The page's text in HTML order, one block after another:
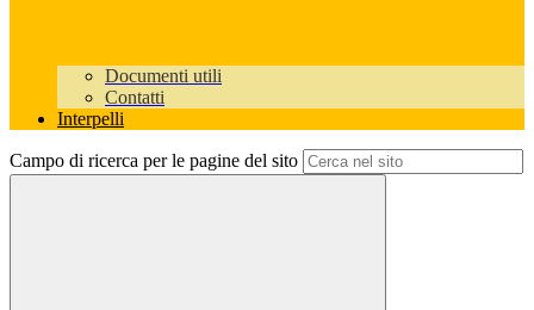
Documenti utili
Contatti
Interpelli
Campo di ricerca per le pagine del sito